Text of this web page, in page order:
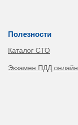
Полезности
Каталог СТО
Экзамен ПДД онлайн